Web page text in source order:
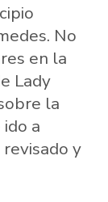
No
en la
Lady
la
a
y